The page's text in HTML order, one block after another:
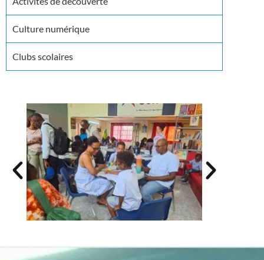
Culture numérique
Clubs scolaires